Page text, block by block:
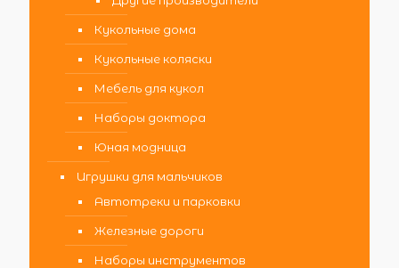
Кукольные дома
Кукольные коляски
Мебель для кукол
Наборы доктора
Юная модница
Игрушки для мальчиков
Автотреки и парковки
Железные дороги
Наборы инструментов